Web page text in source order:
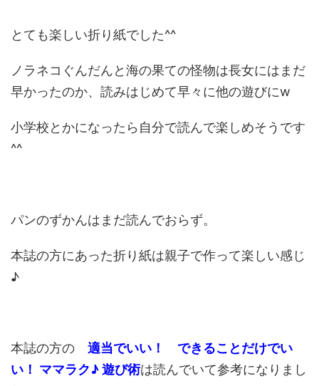
とても楽しい折り紙でした^^
ノラネコぐんだんと海の果ての怪物は長女にはまだ
早かったのか、読みはじめて早々に他の遊びにw
小学校とかになったら自分で読んで楽しめそうです
^^
パンのずかんはまだ読んでおらず。
本誌の方にあった折り紙は親子で作って楽しい感じ
♪
本誌の方の 適当でいい！ できることだけでい
い！ ママラク♪ 遊び術は読んでいて参考になりまし